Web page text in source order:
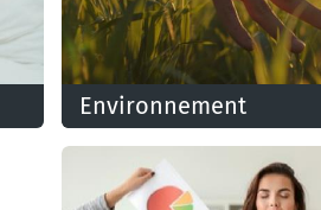
Environnement
La thématique de